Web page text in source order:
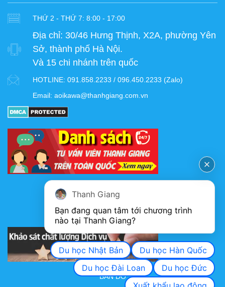
THỨ 2 - THỨ 7: 8:00 - 17:00
Địa chỉ: 30/46 Hưng Thịnh, X2A, phường Yên
Sở, thành phố Hà Nội.
Và 15 chi nhánh trên quốc
HOTLINE: 091.858.2233 / 096.450.2233 (Zalo)
Email: aoikawa@thanhgiang.com.vn
KHẢO SÁT CHẤT LƯỢNG DỊCH VỤ
BẢN ĐỒ
Thanh Giang
Bạn đang quan tâm tới chương trình
nào tại Thanh Giang?
Du học Nhật Bản
Du học Hàn Quốc
Du học Đài Loan
Du học Đức